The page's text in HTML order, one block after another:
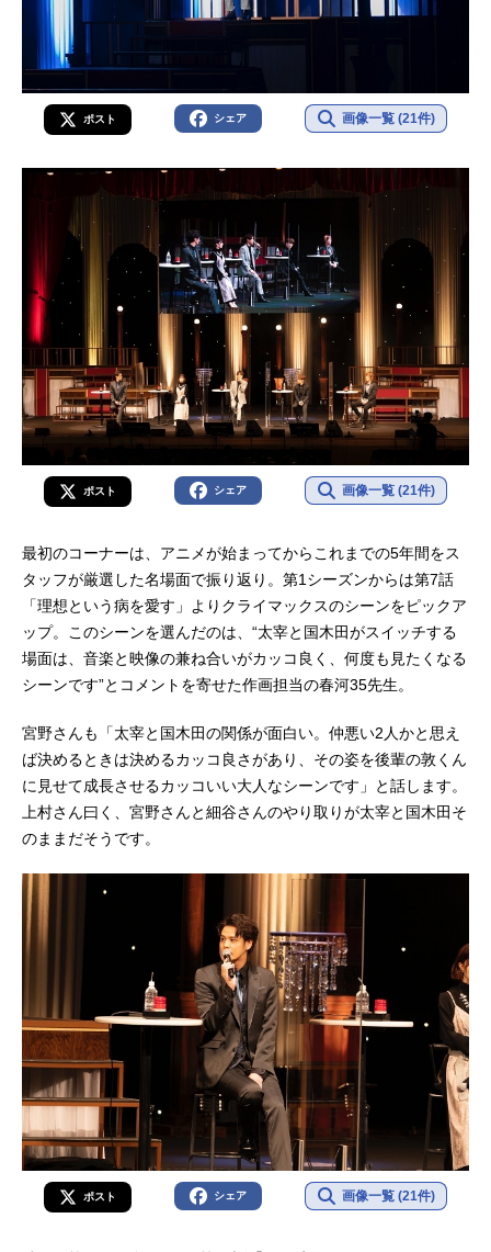
ポスト シェア 画像一覧 (21件)
ポスト シェア 画像一覧 (21件)
最初のコーナーは、アニメが始まってからこれまでの5年間をス
タッフが厳選した名場面で振り返り。第1シーズンからは第7話
「理想という病を愛す」よりクライマックスのシーンをピックア
ップ。このシーンを選んだのは、“太宰と国木田がスイッチする
場面は、音楽と映像の兼ね合いがカッコ良く、何度も見たくなる
シーンです”とコメントを寄せた作画担当の春河35先生。
宮野さんも「太宰と国木田の関係が面白い。仲悪い2人かと思え
ば決めるときは決めるカッコ良さがあり、その姿を後輩の敦くん
に見せて成長させるカッコいい大人なシーンです」と話します。
上村さん曰く、宮野さんと細谷さんのやり取りが太宰と国木田そ
のままだそうです。
ポスト シェア 画像一覧 (21件)